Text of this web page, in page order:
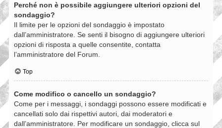
Perché non è possibile aggiungere ulteriori opzioni del
sondaggio?
Il limite per le opzioni del sondaggio è impostato
dall’amministratore. Se senti il bisogno di aggiungere ulteriori
opzioni di risposta a quelle consentite, contatta
l’amministratore del Forum.
Top
Come modifico o cancello un sondaggio?
Come per i messaggi, i sondaggi possono essere modificati e
cancellati solo dai rispettivi autori, dai moderatori e
dall’amministratore. Per modificare un sondaggio, clicca sul